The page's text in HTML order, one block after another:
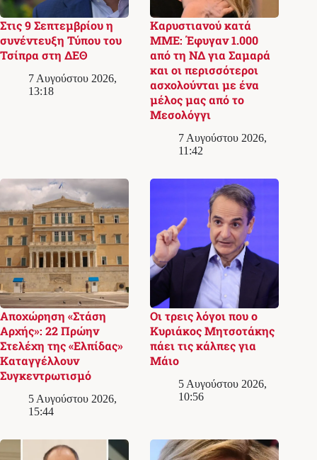
Στις 9 Σεπτεμβρίου η
συνέντευξη Τύπου του
Τσίπρα στη ΔΕΘ
7 Αυγούστου 2026,
13:18
Καρυστιανού κατά
ΜΜΕ: Έφυγαν 1.000
από τη ΝΔ για Σαμαρά
και οι περισσότεροι
ασχολούνται με ένα
μέλος μας από το
Μεσολόγγι
7 Αυγούστου 2026,
11:42
Αποχώρηση «Στάση
Αρχής»: 22 Πρώην
Στελέχη της «Ελπίδας»
Καταγγέλλουν
Συγκεντρωτισμό
5 Αυγούστου 2026,
15:44
Οι τρεις λόγοι που ο
Κυριάκος Μητσοτάκης
πάει τις κάλπες για
Μάιο
5 Αυγούστου 2026,
10:56